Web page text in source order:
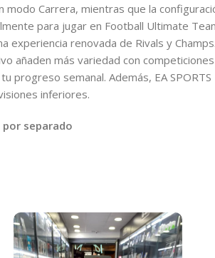
modo Carrera, mientras que la
para jugar en Football Ultimate
experiencia renovada de Rivals y
añaden más variedad con
progreso semanal. Además, EA SPORTS
inferiores.
separado